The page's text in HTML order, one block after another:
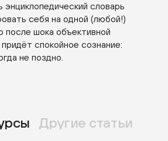
энциклопедический словарь
себя на одной (любой!)
после шока объективной
спокойное сознание:
не поздно.
Другие статьи